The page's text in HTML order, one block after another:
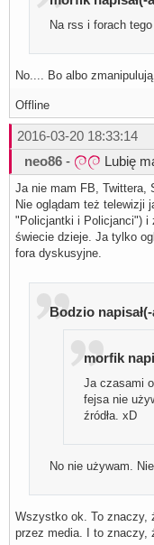
Na rss i forach
No.... Bo albo
Offline
2016-03-20 18:33:14
neo86 - Lubię
Ja nie mam FB, Twittera,
Nie oglądam też telewizji
"Policjantki i Policjanci") i
świecie dzieje. Ja tylko
fora dyskusyjne.
Bodzio
morfik
Ja czasami
fejsa nie
źródła. xD
No nie używam.
Wszystko ok. To znaczy,
przez media. I to znaczy,